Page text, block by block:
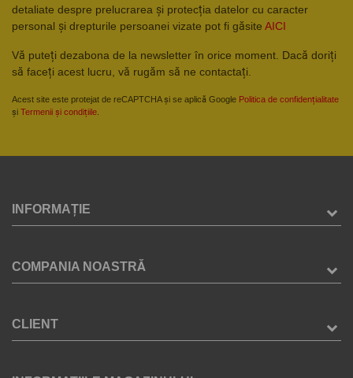
detaliate despre prelucrarea și protecția datelor cu caracter
personal și drepturile persoanei vizate pot fi găsite AICI
Vă puteți dezabona de la newsletter în orice moment. Dacă doriți
să faceți acest lucru, vă rugăm să ne contactați.
Acest site este protejat de reCAPTCHA și se aplică Google Politica de confidențialitate
și Termenii și condițiile
INFORMAȚIE
COMPANIA NOASTRĂ
CLIENT